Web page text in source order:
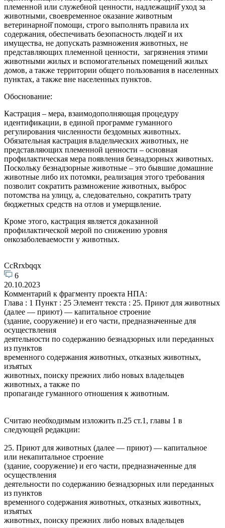
племенной или служебной ценности, надлежащий̆ уход за
животными, своевременное оказание животным
ветеринарной̆ помощи, строго выполнять правила их
содержания, обеспечивать безопасность людей̆ и их
имущества, не допускать размножения животных, не
представляющих племенной ценности, загрязнения этими
животными жилых и вспомогательных помещений жилых
домов, а также территории общего пользования в населенных
пунктах, а также вне населенных пунктов.
Обоснование:
Кастрация – мера, взаимодополняющая процедуру
идентификации, в единой программе гуманного
регулирования численности бездомных животных.
Обязательная кастрация владельческих животных, не
представляющих племенной ценности – основная
профилактическая мера появления безнадзорных животных.
Поскольку безнадзорные животные – это бывшие домашние
животные либо их потомки, реализация этого требования
позволит сократить размножение животных, выброс
потомства на улицу, а, следовательно, сократить трату
бюджетных средств на отлов и умерщвление.
Кроме этого, кастрация является доказанной
профилактической мерой по снижению уровня
онкозаболеваемости у животных.
CcRrxbqqx
6
20.10.2023
Комментарий к фрагменту проекта НПА:
Глава : 1 Пункт : 25 Элемент текста : 25. Приют для животных
(далее — приют) — капитальное строение
(здание, сооружение) и его части, предназначенные для
осуществления
деятельности по содержанию безнадзорных или переданных
из пунктов
временного содержания животных, отказных животных,
изъятых
животных, поиску прежних либо новых владельцев
животных, а также по
пропаганде гуманного отношения к животным.
Считаю необходимым изложить п.25 ст.1, главы 1 в
следующей редакции:
25. Приют для животных (далее — приют) — капитальное
или некапитальное строение
(здание, сооружение) и его части, предназначенные для
осуществления
деятельности по содержанию безнадзорных или переданных
из пунктов
временного содержания животных, отказных животных,
изъятых
животных, поиску прежних либо новых владельцев